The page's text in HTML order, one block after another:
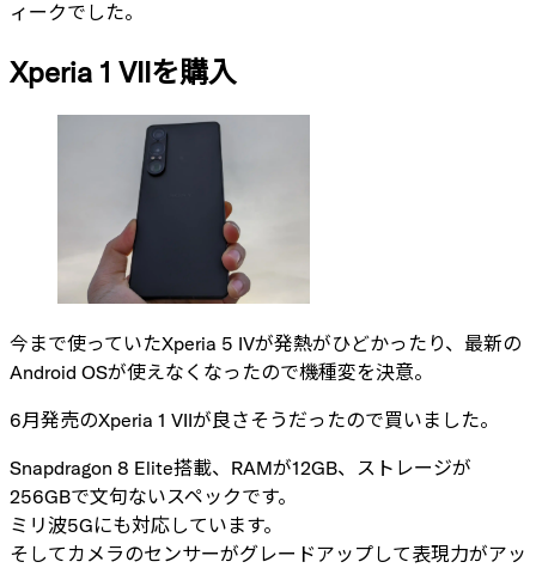
ィークでした。
Xperia 1 VIIを購入
今まで使っていたXperia 5 IVが発熱がひどかったり、最新の
Android OSが使えなくなったので機種変を決意。
6月発売のXperia 1 VIIが良さそうだったので買いました。
Snapdragon 8 Elite搭載、RAMが12GB、ストレージが
256GBで文句ないスペックです。
ミリ波5Gにも対応しています。
そしてカメラのセンサーがグレードアップして表現力がアッ